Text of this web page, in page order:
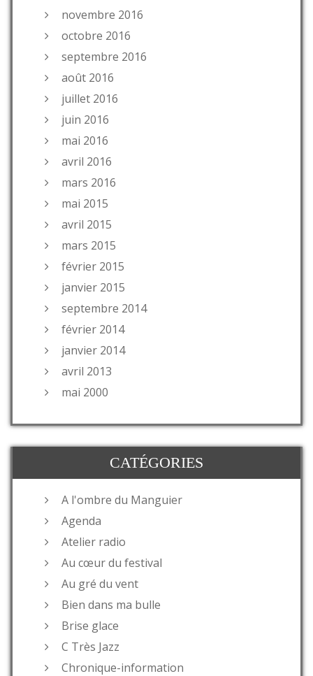
novembre 2016
octobre 2016
septembre 2016
août 2016
juillet 2016
juin 2016
mai 2016
avril 2016
mars 2016
mai 2015
avril 2015
mars 2015
février 2015
janvier 2015
septembre 2014
février 2014
janvier 2014
avril 2013
mai 2000
CATÉGORIES
A l'ombre du Manguier
Agenda
Atelier radio
Au cœur du festival
Au gré du vent
Bien dans ma bulle
Brise glace
C Très Jazz
Chronique-information